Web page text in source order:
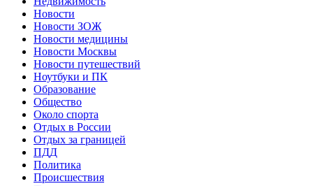
Новости
Новости ЗОЖ
Новости медицины
Новости Москвы
Новости путешествий
Ноутбуки и ПК
Образование
Общество
Около спорта
Отдых в России
Отдых за границей
ПДД
Политика
Происшествия